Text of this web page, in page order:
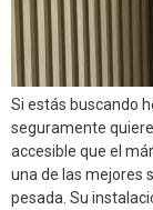
Si estás buscando
seguramente
accesible que el
una de las mejores
pesada. Su